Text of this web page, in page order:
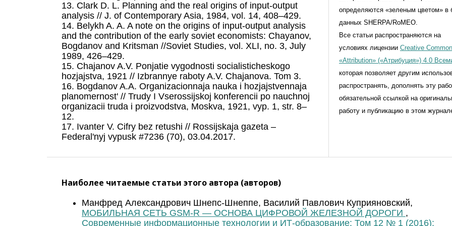
13. Clark D. L. Planning and the real origins of input-output
analysis // J. of Contemporary Asia, 1984, vol. 14, 408–429.
14. Belykh A. A. A note on the origins of input-output analysis
and the contribution of the early soviet economists: Chayanov,
Bogdanov and Kritsman //Soviet Studies, vol. XLI, no. 3, July
1989, 426–429.
15. Chajanov A.V. Ponjatie vygodnosti socialisticheskogo
hozjajstva, 1921 // Izbrannye raboty A.V. Chajanova. Tom 3.
16. Bogdanov A.A. Organizacionnaja nauka i hozjajstvennaja
planomernost' // Trudy I Vserossijskoj konferencii po nauchnoj
organizacii truda i proizvodstva, Moskva, 1921, vyp. 1, str. 8–
12.
17. Ivanter V. Cifry bez retushi // Rossijskaja gazeta –
Federal'nyj vypusk #7236 (70), 03.04.2017.
определяются «зеленым цветом» в
данных SHERPA/RoMEO.
Все статьи распространяются на
условиях лицензии Creative
«Attribution» («Атрибуция») 4.0
которая позволяет другим
распространять, дополнять эту
обязательной ссылкой на
работу и публикацию в этом
Наиболее читаемые статьи этого автора (авторов)
Манфред Александрович Шнепс-Шнеппе, Василий Павлович Куприяновский,
МОБИЛЬНАЯ СЕТЬ GSM-R — ОСНОВА ЦИФРОВОЙ ЖЕЛЕЗНОЙ ДОРОГИ ,
Современные информационные технологии и ИТ-образование: Том 12 № 1 (2016):